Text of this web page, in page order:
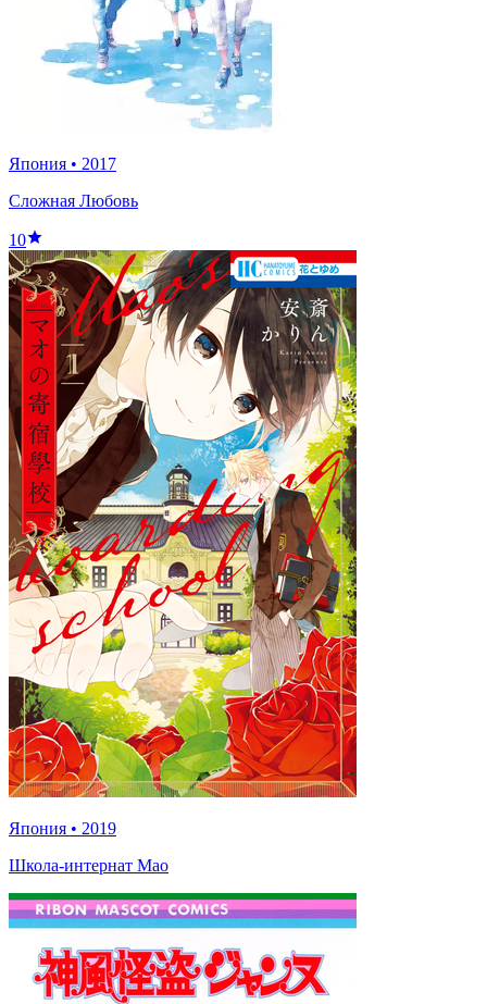
Япония • 2017
Сложная Любовь
10
Япония • 2019
Школа-интернат Мао